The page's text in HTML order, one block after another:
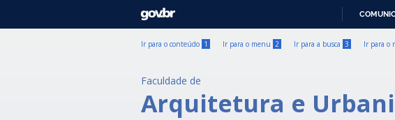
GOVBR
Ir para o conteúdo 1 Ir para o menu 2 Ir para a busca 3 Ir para o
Faculdade de
Arquitetura e